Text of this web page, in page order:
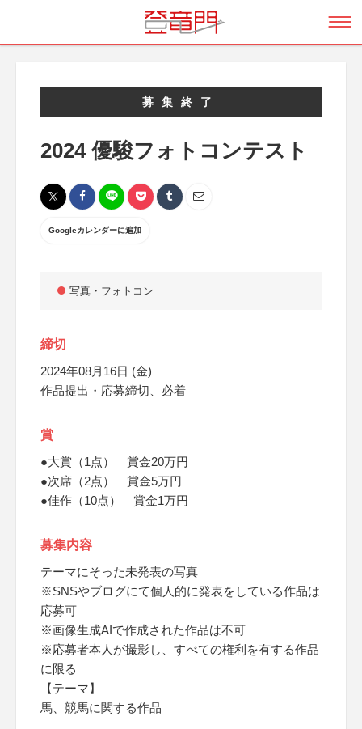
募集終了
2024 優駿フォトコンテスト
Googleカレンダーに追加
写真・フォトコン
締切
2024年08月16日 (金)
作品提出・応募締切、必着
賞
●大賞（1点） 賞金20万円
●次席（2点） 賞金5万円
●佳作（10点） 賞金1万円
募集内容
テーマにそった未発表の写真
※SNSやブログにて個人的に発表をしている作品は
応募可
※画像生成AIで作成された作品は不可
※応募者本人が撮影し、すべての権利を有する作品
に限る
【テーマ】
馬、競馬に関する作品